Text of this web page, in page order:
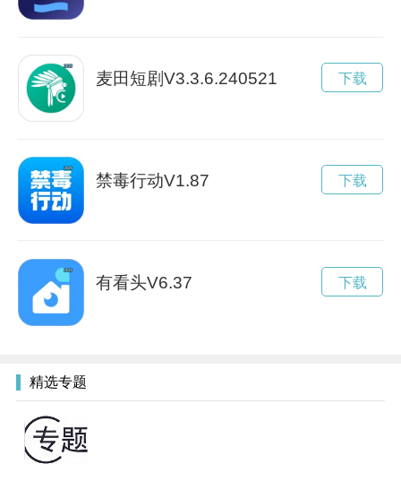
麦田短剧V3.3.6.240521 下载
禁毒行动V1.87 下载
有看头V6.37 下载
精选专题